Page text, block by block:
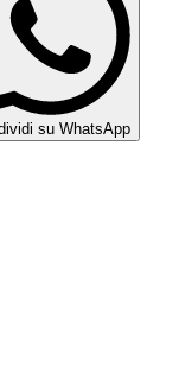
su WhatsApp